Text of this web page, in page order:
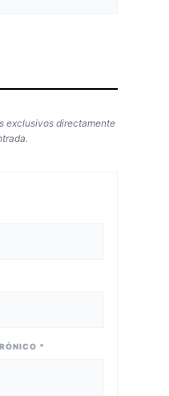
exclusivos directamente
*